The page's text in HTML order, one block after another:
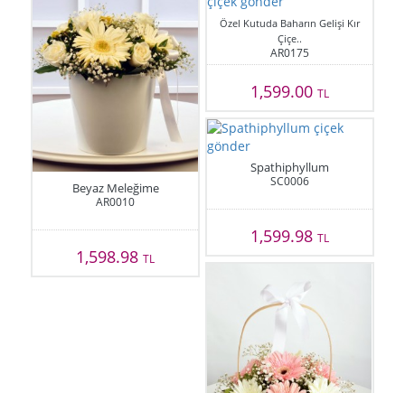
Beyaz Meleğime
AR0010
1,598.98TL
Özel Kutuda Baharın Gelişi Kır
Çiçe..
AR0175
1,599.00 TL
Spathiphyllum
SC0006
1,599.98 TL